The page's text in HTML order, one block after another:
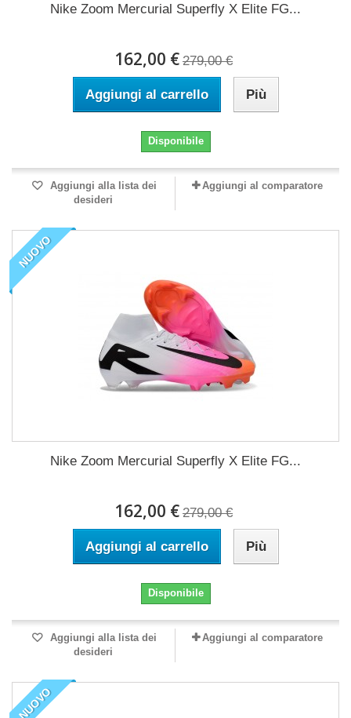
Nike Zoom Mercurial Superfly X Elite FG...
162,00 € 279,00 €
Aggiungi al carrello Più
Disponibile
Aggiungi alla lista dei
desideri
Aggiungi al comparatore
NUOVO
Nike Zoom Mercurial Superfly X Elite FG...
162,00 € 279,00 €
Aggiungi al carrello Più
Disponibile
Aggiungi alla lista dei
desideri
Aggiungi al comparatore
NUOVO